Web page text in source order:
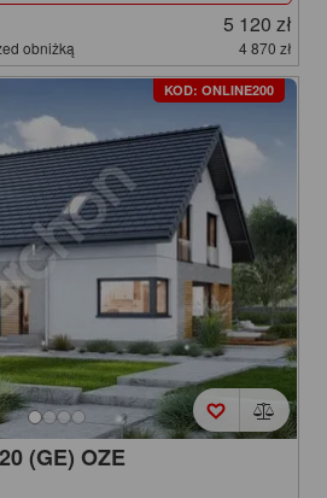
5 120 zł
obniżką 4 870 zł
KOD: ONLINE200
(GE) OZE